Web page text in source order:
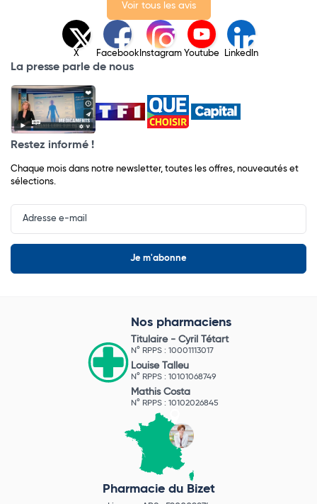
Voir tous les avis
X Facebook Instagram Youtube LinkedIn
La presse parle de nous
Restez informé !
Chaque mois dans notre newsletter, toutes les offres, nouveautés et
sélections.
Input
Newsletter
Nos pharmaciens
Titulaire - Cyril Tétart
N° RPPS : 10001113017
Louise Talleu
N° RPPS : 10101068749
Mathis Costa
N° RPPS : 10102026845
Pharmacie du Bizet